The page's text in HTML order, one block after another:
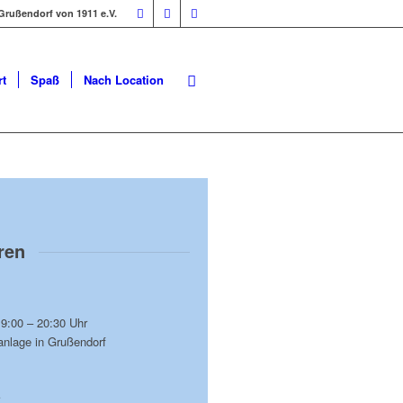
von 1911 e.V.
Spaß Nach Location
– 20:30 Uhr
in Grußendorf